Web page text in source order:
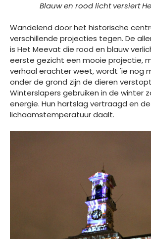
Blauw en rood licht versiert
Wandelend door het historische
verschillende projecties tegen. De
is Het Meevat die rood en blauw
eerste gezicht een mooie projectie,
verhaal erachter weet, wordt 'ie nog
onder de grond zijn de dieren
Winterslapers gebruiken in de winter
energie. Hun hartslag vertraagd en de
lichaamstemperatuur daalt.